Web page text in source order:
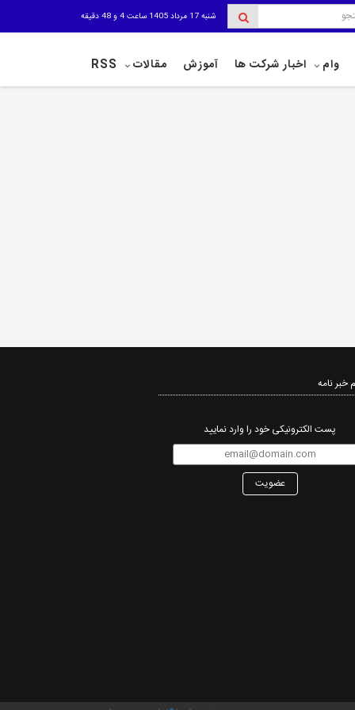
شنبه 17 مرداد 1405 ساعت 4 و 48 دقیقه
وام اخبار شرکت ها آموزش مقالات RSS
خبر نامه‌
پست الکترونیکی خود را وارد نمایید
عضویت